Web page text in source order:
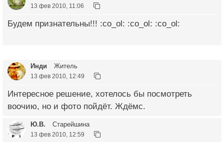
13 фев 2010, 11:06
Будем признательны!!! :co_ol: :co_ol: :co_ol:
Инди Житель
13 фев 2010, 12:49
Интересное решение, хотелось бы посмотреть
воочию, но и фото пойдёт. Ждёмс.
Ю.В. Старейшина
13 фев 2010, 12:59